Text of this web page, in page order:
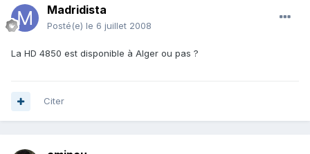
Madridista
Posté(e) le 6 juillet 2008
La HD 4850 est disponible à Alger ou pas ?
Citer